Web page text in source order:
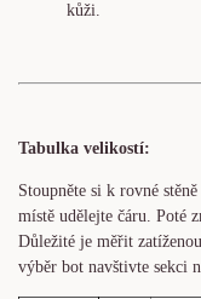
kůži.
Tabulka velikostí:
Stoupněte si k rovné
místě udělejte čáru. Poté
Důležité je měřit
výběr bot navštivte sekci